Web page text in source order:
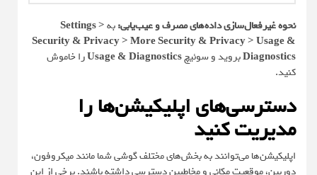
نحوه غیرفعال‌سازی داده‌های مصرف و عیب‌یابی:بهSettings >
Security & Privacy > More Security & Privacy > Usage &
Diagnosticsبروید و سوئیچUsage & Diagnosticsرا خاموش
کنید.
دسترسی‌های اپلیکیشن‌ها را
مدیریت کنید
اپلیکیشن‌ها می‌توانند به بخش‌های مختلف گوشی شما مانند میکروفون،